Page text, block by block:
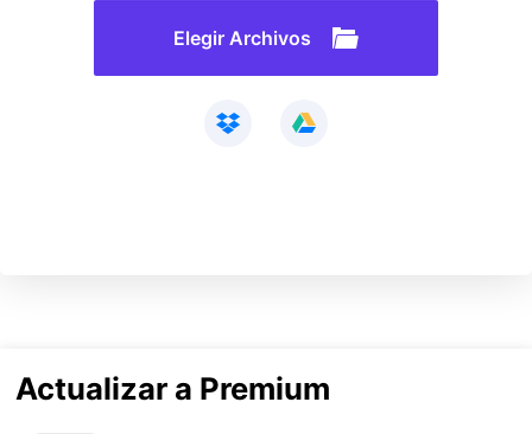
Formatos de ConversiónElegir Archivos
Actualizar a Premium